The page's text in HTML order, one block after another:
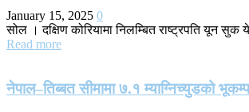
January 15, 2025 0
सोल । दक्षिण कोरियामा निलम्बित राष्ट्रपति यून
Read more
नेपाल–तिब्बत सीमामा ७.१ म्याग्निच्युडको